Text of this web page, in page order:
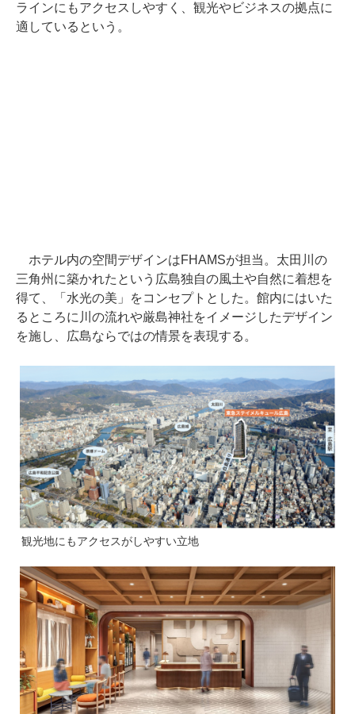
ラインにもアクセスしやすく、観光やビジネスの拠点に
適しているという。
ホテル内の空間デザインはFHAMSが担当。太田川の
三角州に築かれたという広島独自の風土や自然に着想を
得て、「水光の美」をコンセプトとした。館内にはいた
るところに川の流れや厳島神社をイメージしたデザイン
を施し、広島ならではの情景を表現する。
観光地にもアクセスがしやすい立地